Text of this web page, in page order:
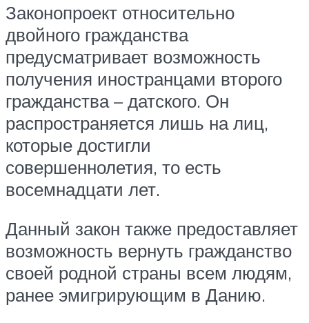
Законопроект относительно
двойного гражданства
предусматривает возможность
получения иностранцами второго
гражданства – датского. Он
распространяется лишь на лиц,
которые достигли
совершеннолетия, то есть
восемнадцати лет.
Данный закон также предоставляет
возможность вернуть гражданство
своей родной страны всем людям,
ранее эмигрирующим в Данию.